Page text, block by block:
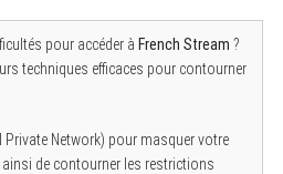
pour accéder à French Stream ?
techniques efficaces pour contourner
Private Network) pour masquer votre
ainsi de contourner les restrictions